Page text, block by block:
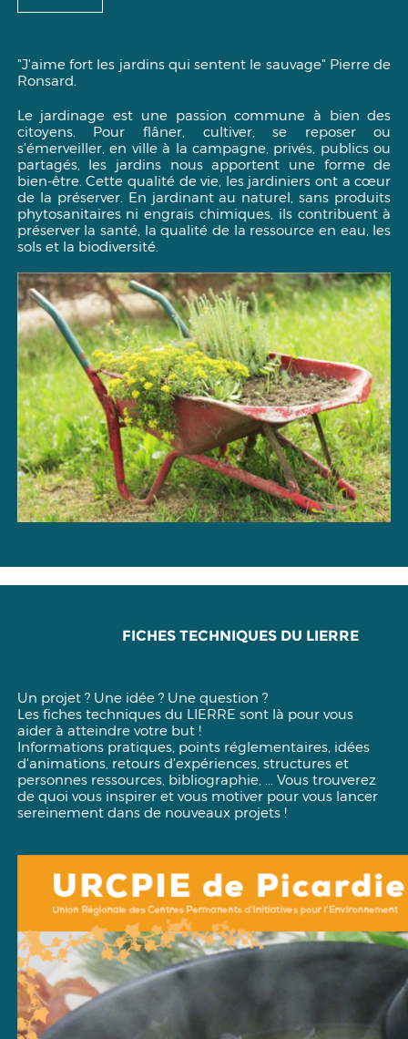
"J'aime fort les jardins qui sentent le sauvage" Pierre de
Ronsard.
Le jardinage est une passion commune à bien des
citoyens. Pour flâner, cultiver, se reposer ou
s'émerveiller, en ville à la campagne, privés, publics ou
partagés, les jardins nous apportent une forme de
bien-être. Cette qualité de vie, les jardiniers ont a cœur
de la préserver. En jardinant au naturel, sans produits
phytosanitaires ni engrais chimiques, ils contribuent à
préserver la santé, la qualité de la ressource en eau, les
sols et la biodiversité.
FICHES TECHNIQUES DU LIERRE
Un projet ? Une idée ? Une question ?
Les fiches techniques du LIERRE sont là pour vous
aider à atteindre votre but !
Informations pratiques, points réglementaires, idées
d'animations, retours d’expériences, structures et
personnes ressources, bibliographie, ... Vous trouverez
de quoi vous inspirer et vous motiver pour vous lancer
sereinement dans de nouveaux projets !